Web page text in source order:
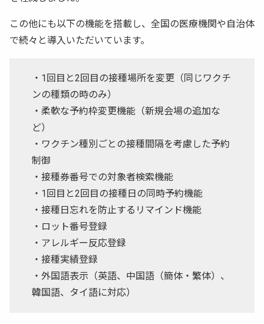
この他にも以下の機能を搭載し、全国の医療機関や自治体
で続々と導入いただいています。
・1回目と2回目の接種場所を変更（同じワクチ
ンの種類の時のみ）
・柔軟な予約枠変更機能（新規会場の追加な
ど）
・ワクチン種別ごとの接種間隔を考慮した予約
制御
・接種券番号での対象者検索機能
・1回目と2回目の接種日の同時予約機能
・接種日忘れを防止するリマインド機能
・ロット番号登録
・アレルギー反応登録
・接種実績登録
・外国語表示（英語、中国語（簡体・繁体）、
韓国語、タイ語に対応）